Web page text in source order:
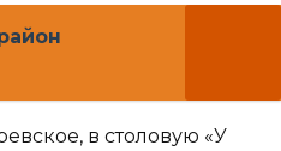
в столовую «У